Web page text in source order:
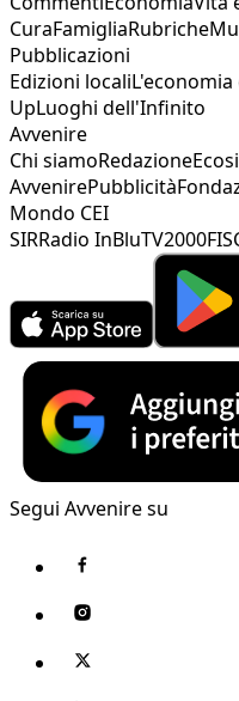
CuraFamigliaRubriche
Pubblicazioni
Edizioni localiL'economia
UpLuoghi dell'Infinito
Avvenire
Chi siamoRedazione
AvvenirePubblicità
Mondo CEI
SIRRadio InBluTV2000
Segui Avvenire su